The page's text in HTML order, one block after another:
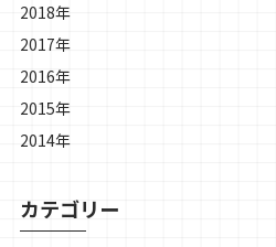
2018年
2017年
2016年
2015年
2014年
カテゴリー